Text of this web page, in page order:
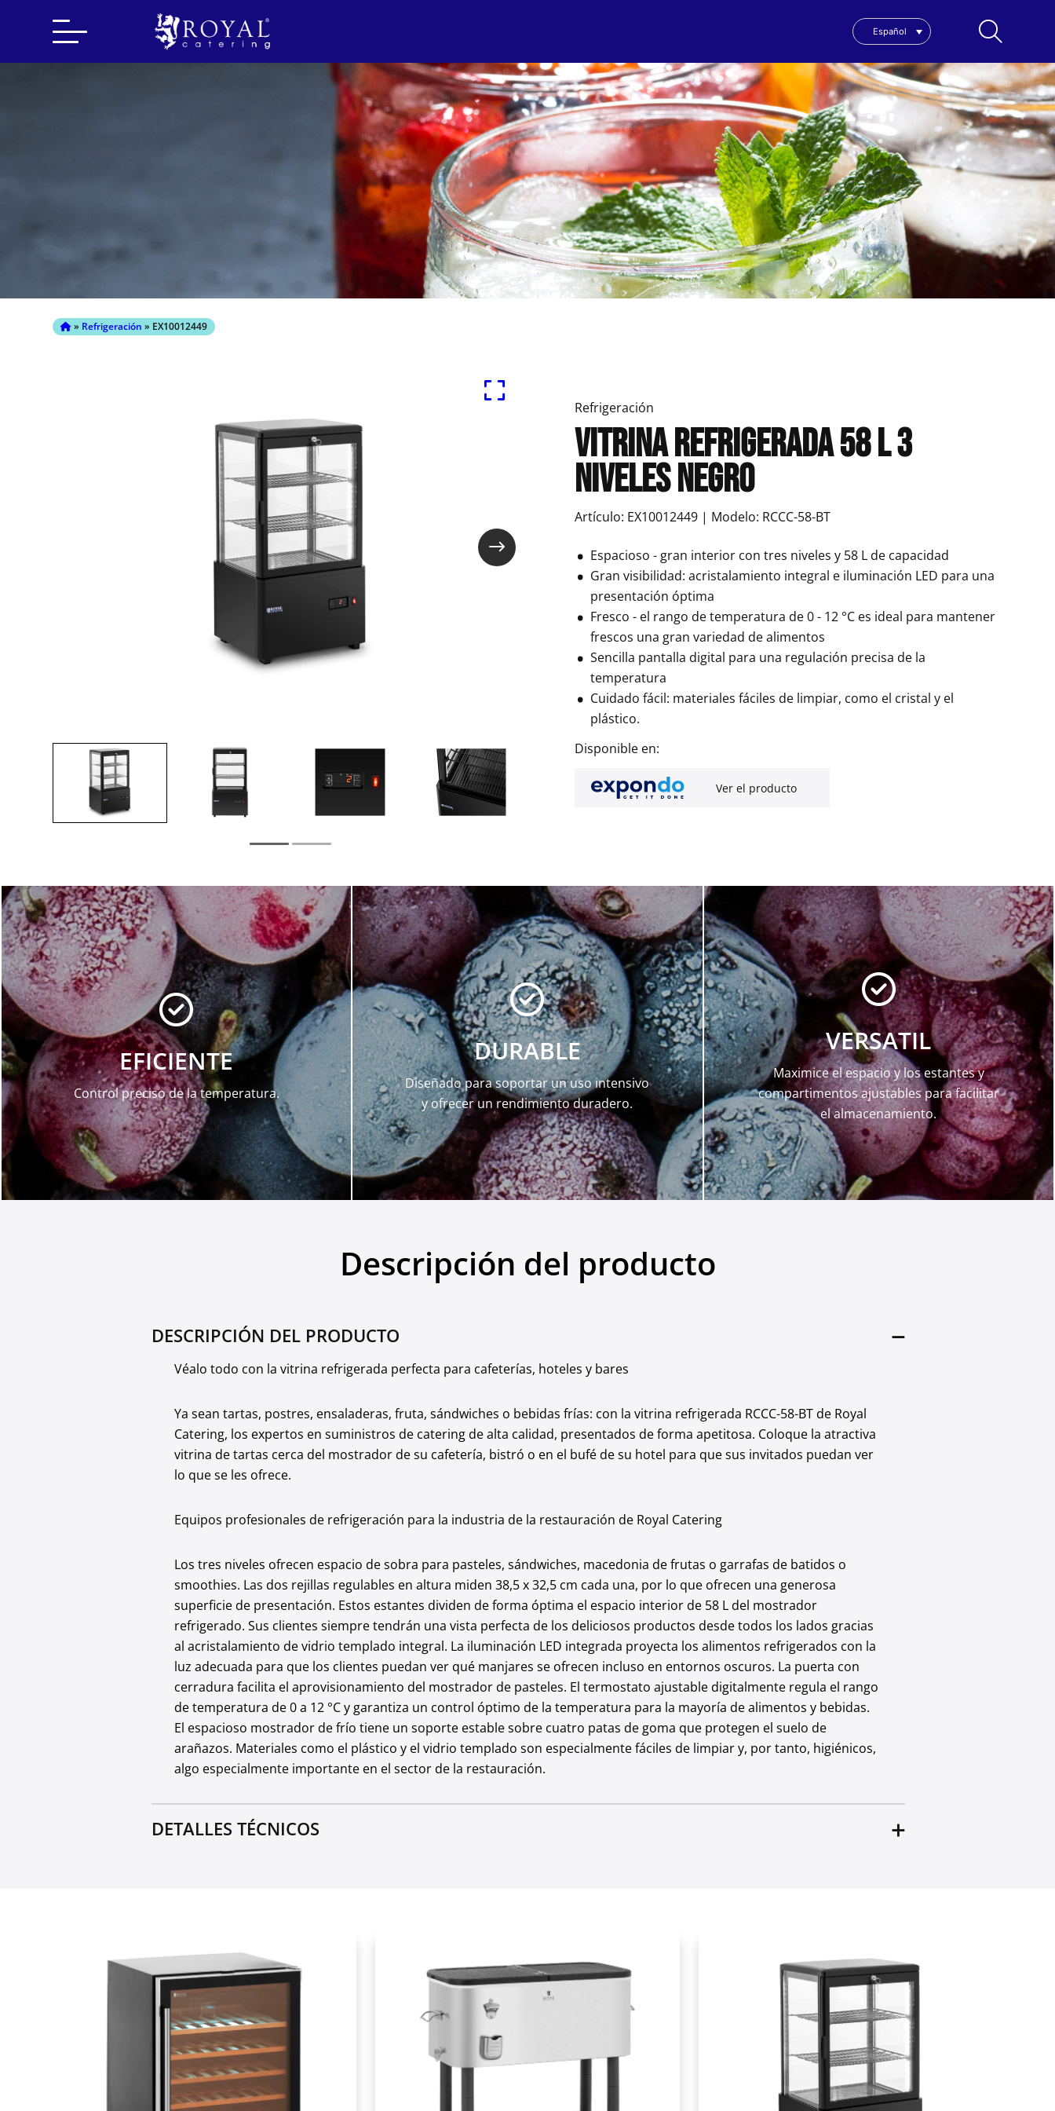
Español
for:
» Refrigeración » EX10012449
Refrigeración
Vitrina Refrigerada 58 L 3
niveles negro
Artículo: EX10012449 | Modelo: RCCC-58-BT
Espacioso - gran interior con tres niveles y 58 L de capacidad
Gran visibilidad: acristalamiento integral e iluminación LED para una
presentación óptima
Fresco - el rango de temperatura de 0 - 12 °C es ideal para mantener
frescos una gran variedad de alimentos
Sencilla pantalla digital para una regulación precisa de la
temperatura
Cuidado fácil: materiales fáciles de limpiar, como el cristal y el
plástico.
Disponible en:
Ver el producto
EFICIENTE
Control preciso de la temperatura.
DURABLE
Diseñado para soportar un uso intensivo
y ofrecer un rendimiento duradero.
VERSATIL
Maximice el espacio y los estantes y
compartimentos ajustables para facilitar
el almacenamiento.
Descripción del producto
DESCRIPCIÓN DEL PRODUCTO
Véalo todo con la vitrina refrigerada perfecta para cafeterías, hoteles y bares
Ya sean tartas, postres, ensaladeras, fruta, sándwiches o bebidas frías: con la vitrina refrigerada RCCC-58-BT de Royal
Catering, los expertos en suministros de catering de alta calidad, presentados de forma apetitosa. Coloque la atractiva
vitrina de tartas cerca del mostrador de su cafetería, bistró o en el bufé de su hotel para que sus invitados puedan ver
lo que se les ofrece.
Equipos profesionales de refrigeración para la industria de la restauración de Royal Catering
Los tres niveles ofrecen espacio de sobra para pasteles, sándwiches, macedonia de frutas o garrafas de batidos o
smoothies. Las dos rejillas regulables en altura miden 38,5 x 32,5 cm cada una, por lo que ofrecen una generosa
superficie de presentación. Estos estantes dividen de forma óptima el espacio interior de 58 L del mostrador
refrigerado. Sus clientes siempre tendrán una vista perfecta de los deliciosos productos desde todos los lados gracias
al acristalamiento de vidrio templado integral. La iluminación LED integrada proyecta los alimentos refrigerados con la
luz adecuada para que los clientes puedan ver qué manjares se ofrecen incluso en entornos oscuros. La puerta con
cerradura facilita el aprovisionamiento del mostrador de pasteles. El termostato ajustable digitalmente regula el rango
de temperatura de 0 a 12 °C y garantiza un control óptimo de la temperatura para la mayoría de alimentos y bebidas.
El espacioso mostrador de frío tiene un soporte estable sobre cuatro patas de goma que protegen el suelo de
arañazos. Materiales como el plástico y el vidrio templado son especialmente fáciles de limpiar y, por tanto, higiénicos,
algo especialmente importante en el sector de la restauración.
DETALLES TÉCNICOS
Clase de energía
B
Cable de alimentación [m]
1.5
Dimensiones de los estantes [cm]
38.5 x 32.5
Tensión [V]
230
Potencia [W]